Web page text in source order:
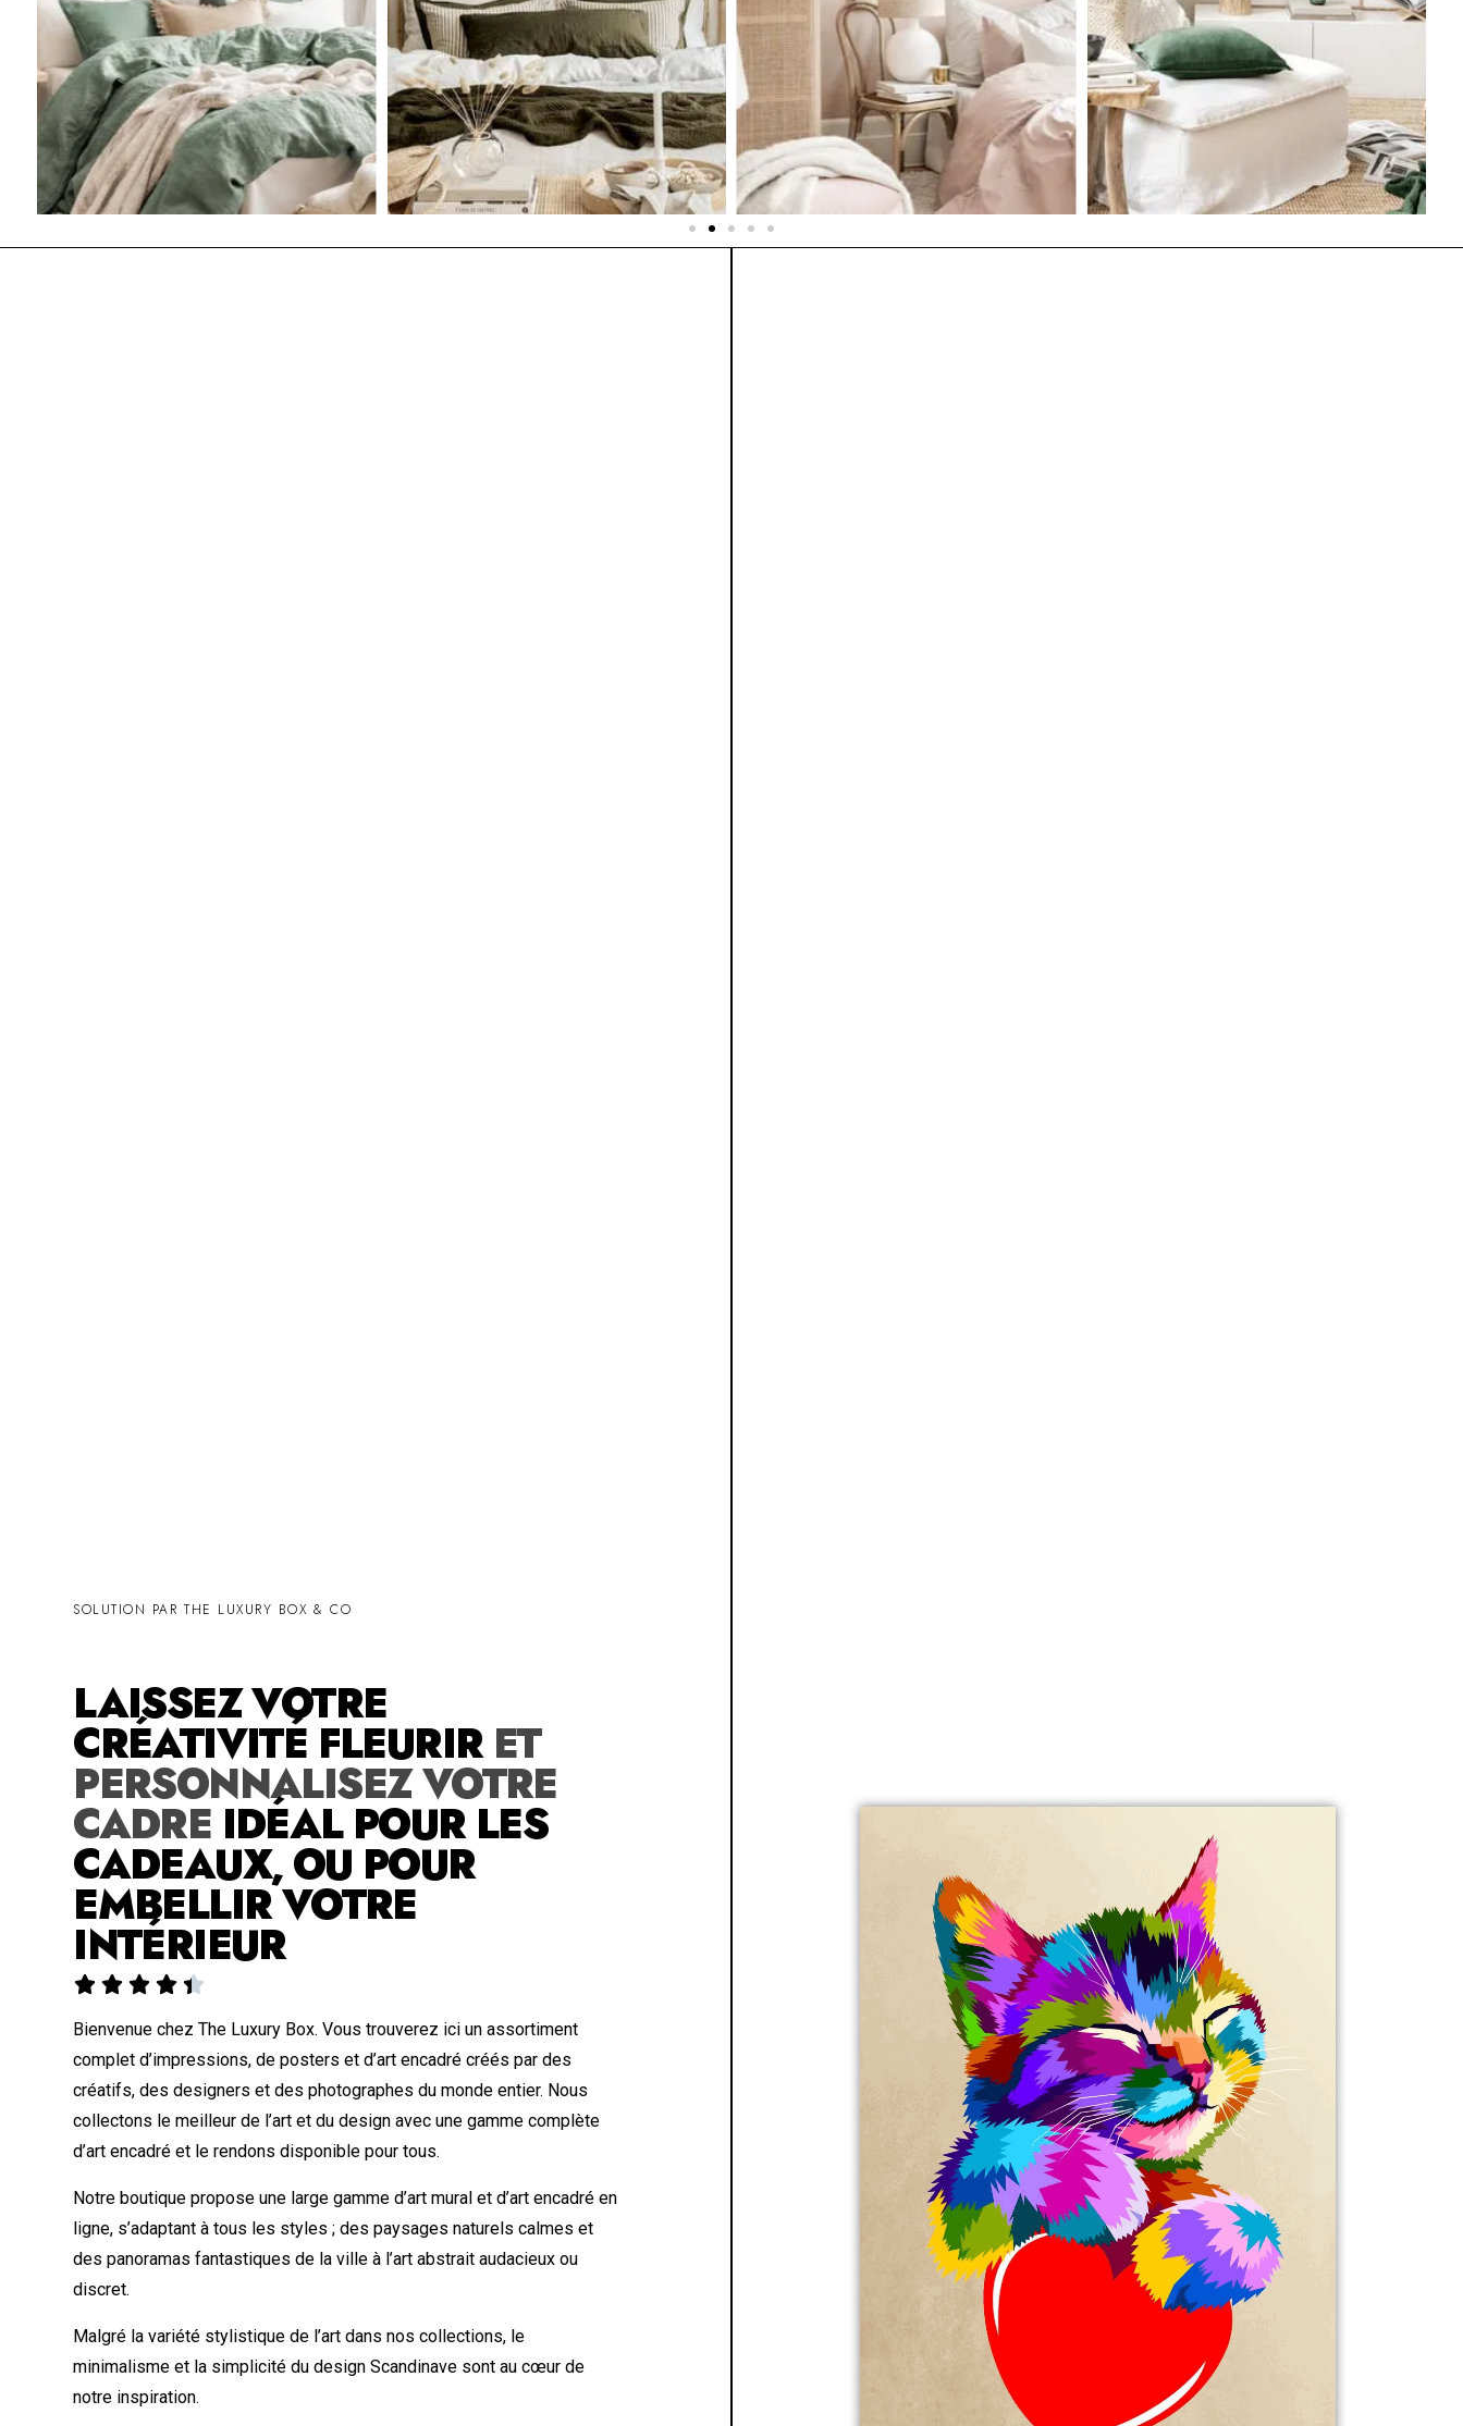
SOLUTION PAR THE LUXURY BOX & CO
LAISSEZ VOTRE
CRÉATIVITÉ FLEURIR ET
PERSONNALISEZ VOTRE
CADRE IDÉAL POUR LES
CADEAUX, OU POUR
EMBELLIR VOTRE
INTÉRIEUR
    
Bienvenue chez The Luxury Box. Vous trouverez ici un assortiment
complet d’impressions, de posters et d’art encadré créés par des
créatifs, des designers et des photographes du monde entier. Nous
collectons le meilleur de l’art et du design avec une gamme complète
d’art encadré et le rendons disponible pour tous.
Notre boutique propose une large gamme d’art mural et d’art encadré en
ligne, s’adaptant à tous les styles ; des paysages naturels calmes et
des panoramas fantastiques de la ville à l’art abstrait audacieux ou
discret.
Malgré la variété stylistique de l’art dans nos collections, le
minimalisme et la simplicité du design Scandinave sont au cœur de
notre inspiration.